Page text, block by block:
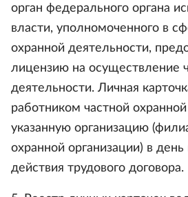
орган федерального органа
власти, уполномоченного в
охранной деятельности,
лицензию на осуществление
деятельности. Личная
работником частной
указанную организацию
охранной организации) в
действия трудового договора.